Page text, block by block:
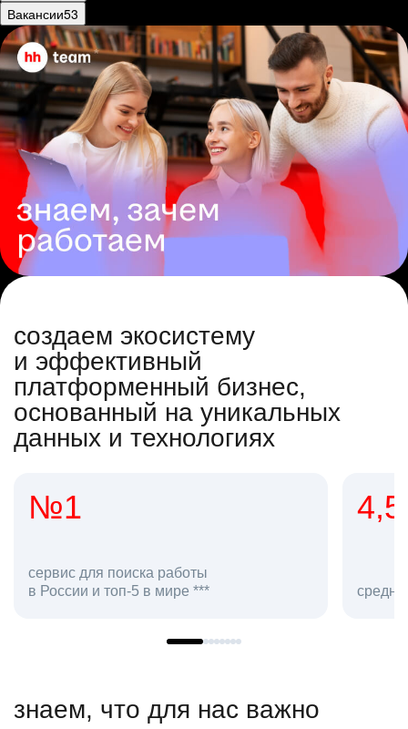
Вакансии53
создаем экосистему
и эффективный
платформенный бизнес,
основанный на уникальных
данных и технологиях
4,5
средняя оценка hh.ru как работодателя **
в hh.ru
знаем, что для нас важно